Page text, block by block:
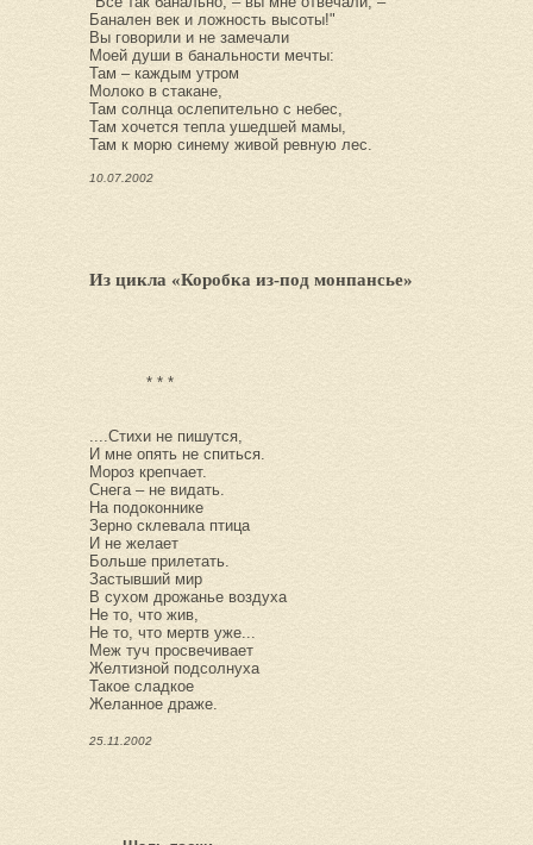
Банален век и ложность высоты!"
Вы говорили и не замечали
Моей души в банальности мечты:
Там – каждым утром
Молоко в стакане,
Там солнца ослепительно с небес,
Там хочется тепла ушедшей мамы,
Там к морю синему живой ревную лес.
10.07.2002
Из цикла «Коробка из-под монпансье»
* * *
....Стихи не пишутся,
И мне опять не спиться.
Мороз крепчает.
Снега – не видать.
На подоконнике
Зерно склевала птица
И не желает
Больше прилетать.
Застывший мир
В сухом дрожанье воздуха
Не то, что жив,
Не то, что мертв уже...
Меж туч просвечивает
Желтизной подсолнуха
Такое сладкое
Желанное драже.
25.11.2002